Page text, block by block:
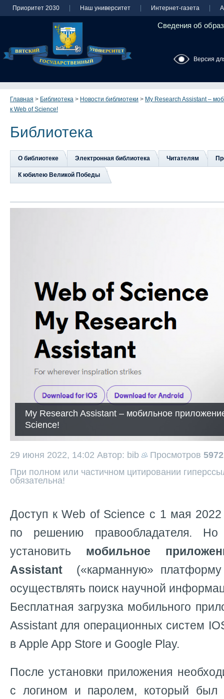
Приоритет 2030 Наш университет Интернет-газета
Сведения об
Версия
Главная > Библиотека > Новости библиотеки > My Research Assistant –
к Web of Science!
Библиотека
О библиотеке Электронная библиотека Читателям
К юбилею Великой Победы
My Research Assistant – мобильное
Science!
29 июня 2022, 14:02 Автор: bib Просмотров 5972
При полном или частичном цитировании
обязательна!
Доступ к Web of Science с 1 мая 2022
по решению правообладателя. Но
установить мобильное
Assistant («карманную»
осуществлять поиск научной
Бесплатная загрузка мобильного
Assistant для операционных систем
в Apple App Store и Google Play.
После установки приложения
с логином и паролем, который был